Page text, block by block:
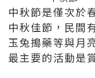
中秋節是僅次於
中秋佳節，民間
玉兔搗藥等與月
最主要的活動是